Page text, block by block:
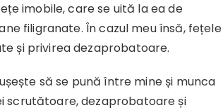
imobile, care se uită la ea de
filigranate. În cazul meu însă, fețele
și privirea dezaprobatoare.
să se pună între mine și munca
scrutătoare, dezaprobatoare și